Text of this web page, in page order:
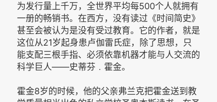
为发行量上千万，全世界平均每500个人就拥有
一册的畅销书。在西方，没有读过《时间简史》
甚至会被认为是没有受过教育。它的作者，就是
这位从21岁起身患卢伽雷氏症，除了思想，只
能支配三根手指、必须依靠机器才能与人交流的
科学巨人——史蒂芬﹒霍金。
霍金8岁的时候，他的父亲弗兰克把霍金送到教